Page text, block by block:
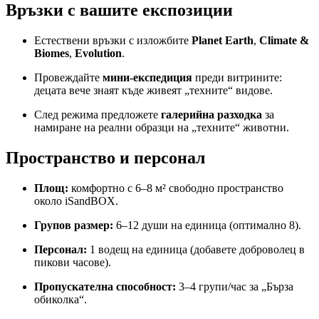
Връзки с вашите експозиции
Естествени връзки с изложбите Planet Earth, Climate &
Biomes, Evolution.
Провеждайте мини-експедиция преди витрините:
децата вече знаят къде живеят „техните“ видове.
След режима предложете галерийна разходка за
намиране на реални образци на „техните“ животни.
Пространство и персонал
Площ: комфортно с 6–8 м² свободно пространство
около iSandBOX.
Групов размер: 6–12 души на единица (оптимално 8).
Персонал: 1 водещ на единица (добавете доброволец в
пикови часове).
Пропускателна способност: 3–4 групи/час за „Бърза
обиколка“.